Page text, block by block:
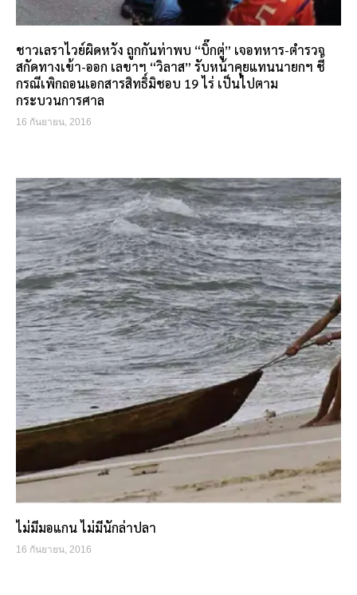
ชาวเลราไวย์ผิดหวัง ถูกกันท่าพบ “บิ๊กตู่” เจอทหาร-ตำรวจ
สกัดทางเข้า-ออก เลขาฯ “วิลาส” รับหน้าคุยแทนนายกฯ ชี้
กรณีเพิกถอนเอกสารสิทธิ์มิชอบ 19 ไร่ เป็นไปตาม
กระบวนการศาล
16 กันยายน, 2016
ไม่มีมอแกน ไม่มีนักล่าปลา
16 กันยายน, 2016